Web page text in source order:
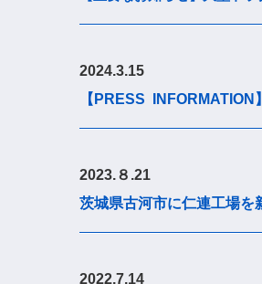
2024.3.15
【PRESS
2023.８.21
茨城県古河市に仁連工場を
2022.7.14